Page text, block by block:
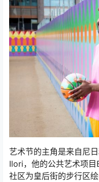
艺术节的主角是来自尼
Ilori，他的公共艺术项
社区为皇后街的步行区